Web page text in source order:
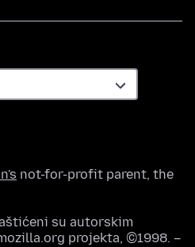
not-for-profit parent, the
su autorskim
projekta, ©1998. –